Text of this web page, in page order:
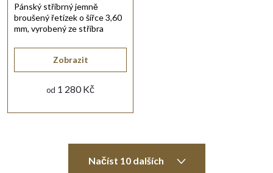
od 1 280 Kč
Zobrazit
Pánský stříbrný jemně
broušený řetízek o šířce 3,60
mm, vyrobený ze stříbra
rhodiovanou povrchovou
Načíst 10 dalších